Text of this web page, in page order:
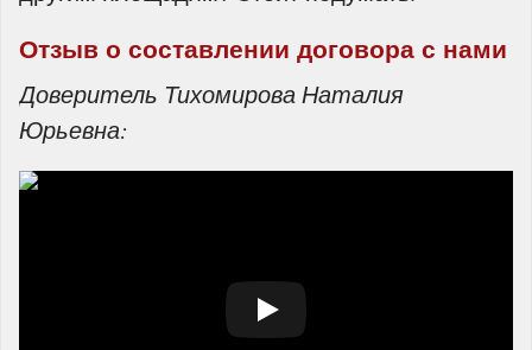
Отзыв о составлении договора с нами
Доверитель Тихомирова Наталия
Юрьевна: